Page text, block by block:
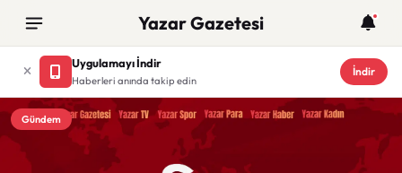
Yazar Gazetesi
Uygulamayı İndir
Haberleri anında takip edin
İndir
Gündem